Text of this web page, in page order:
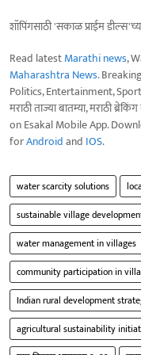
शॉपिंगसाठी 'सकाळ प्राईम
Read latestMarathi news,
Maharashtra News.
Politics, Entertainment,
मराठी ताज्या बातम्या, मराठी
on Esakal Mobile App.
forAndroidand IOS.
water scarcity solutions
sustainable village
water management in villages
community participation in
Indian rural development
agricultural sustainability